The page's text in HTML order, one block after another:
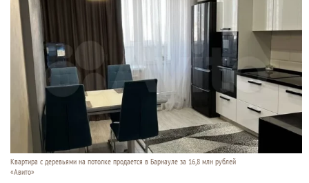
Квартира с деревьями на потолке продается в Барнауле за 16,8 млн рублей
«Авито»